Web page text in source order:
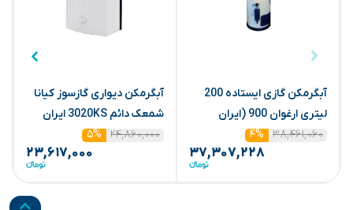
آبگرمکن گازی ایستاده 200
لیتری ارغوان 900 (ایران
شرق) (سایوا گستر)
۳۸,۴۶۱,۰۶۰ ۴%
۳۷,۳۰۷,۲۲۸
آبگرمکن دیواری گازسوز کیانا
شمعک دائم 3020KS ایران
شرق
۲۴,۸۶۰,۰۰۰ ۵%
۲۳,۶۱۷,۰۰۰